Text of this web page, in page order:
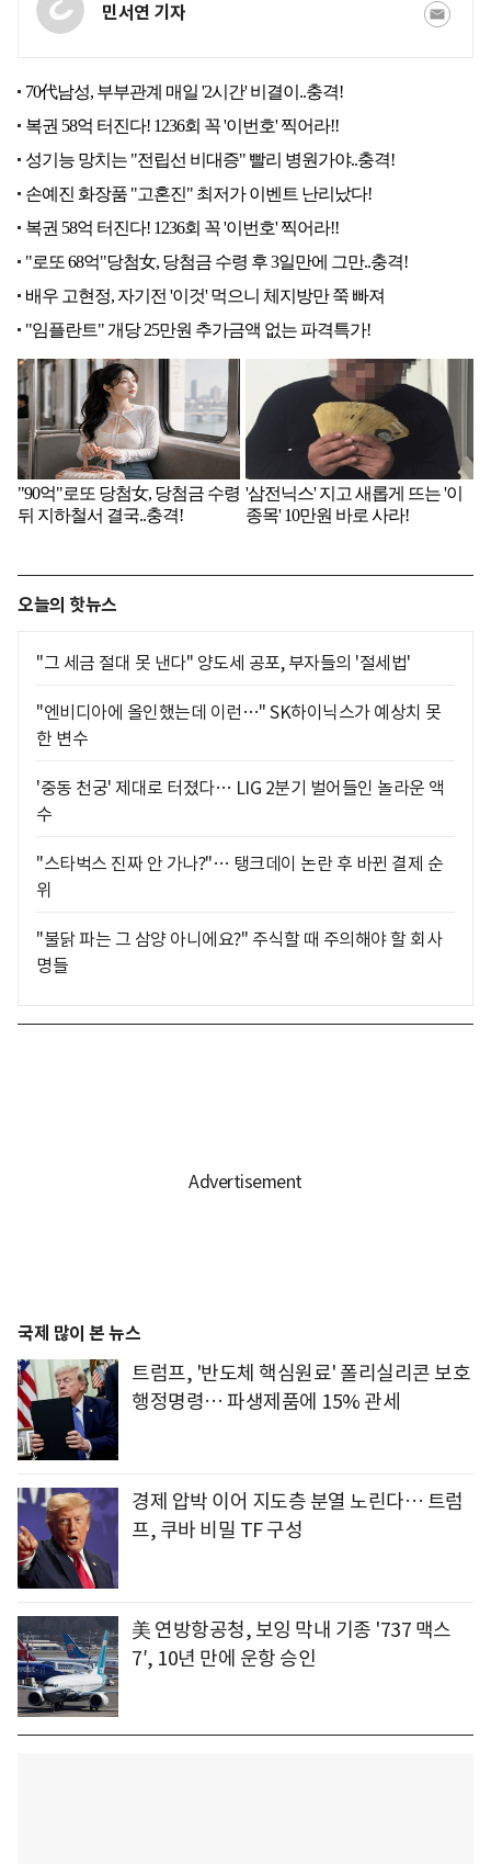
민서연 기자
오늘의 핫뉴스
"그 세금 절대 못 낸다" 양도세 공포, 부자들의 '절세법'
"엔비디아에 올인했는데 이런…" SK하이닉스가 예상치 못
한 변수
'중동 천궁' 제대로 터졌다… LIG 2분기 벌어들인 놀라운 액
수
"스타벅스 진짜 안 가나?"… 탱크데이 논란 후 바뀐 결제 순
위
"불닭 파는 그 삼양 아니에요?" 주식할 때 주의해야 할 회사
명들
국제 많이 본 뉴스
트럼프, '반도체 핵심원료' 폴리실리콘 보호
행정명령… 파생제품에 15% 관세
경제 압박 이어 지도층 분열 노린다… 트럼
프, 쿠바 비밀 TF 구성
美 연방항공청, 보잉 막내 기종 '737 맥스
7′, 10년 만에 운항 승인